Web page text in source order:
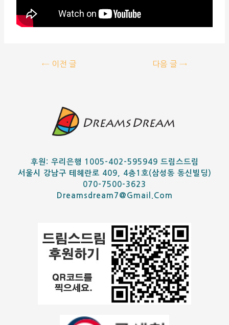
←이전 글 다음 글→
후원: 우리은행 1005-402-595949 드림스드림
서울시 강남구 테헤란로 409, 4층1호(삼성동 동신빌딩)
070-7500-3623
Dreamsdream7@gmail.com